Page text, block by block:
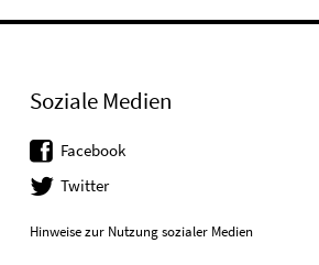
Soziale Medien
Facebook
Twitter
Hinweise zur Nutzung sozialer Medien